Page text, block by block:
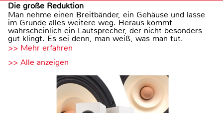
Die große Reduktion
Man nehme einen Breitbänder, ein Gehäuse und lasse
im Grunde alles weitere weg. Heraus kommt
wahrscheinlich ein Lautsprecher, der nicht besonders
gut klingt. Es sei denn, man weiß, was man tut.
>> Mehr erfahren
>> Alle anzeigen